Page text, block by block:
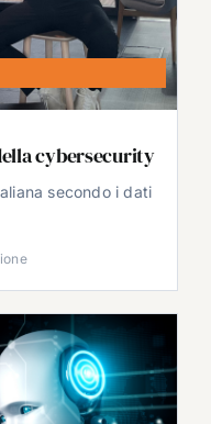
cybersecurity
secondo i dati